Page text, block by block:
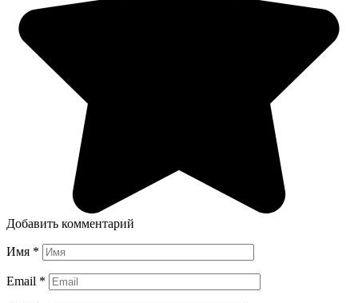
Добавить комментарий
Имя *
Email *